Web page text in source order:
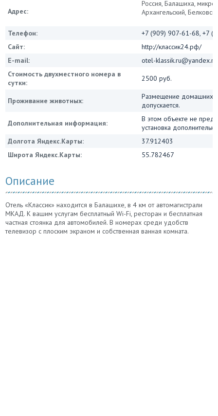
Адрес:
Россия, Балашиха,
Архангельский,
Телефон:
+7 (909) 907-61-68, +7
Сайт:
http://классик24.рф/
E-mail:
otel-klassik.ru@yandex.ru
Стоимость двухместного номера в
сутки:
2500 руб.
Проживание животных:
Размещение домашних
допускается.
Дополнительная информация:
В этом объекте не
установка
Долгота Яндекс.Карты:
37.912403
Широта Яндекс.Карты:
55.782467
Описание
Отель «Классик» находится в Балашихе, в 4 км от автомагистрали
МКАД. К вашим услугам бесплатный Wi-Fi, ресторан и бесплатная
частная стоянка для автомобилей. В номерах среди удобств
телевизор с плоским экраном и собственная ванная комната.